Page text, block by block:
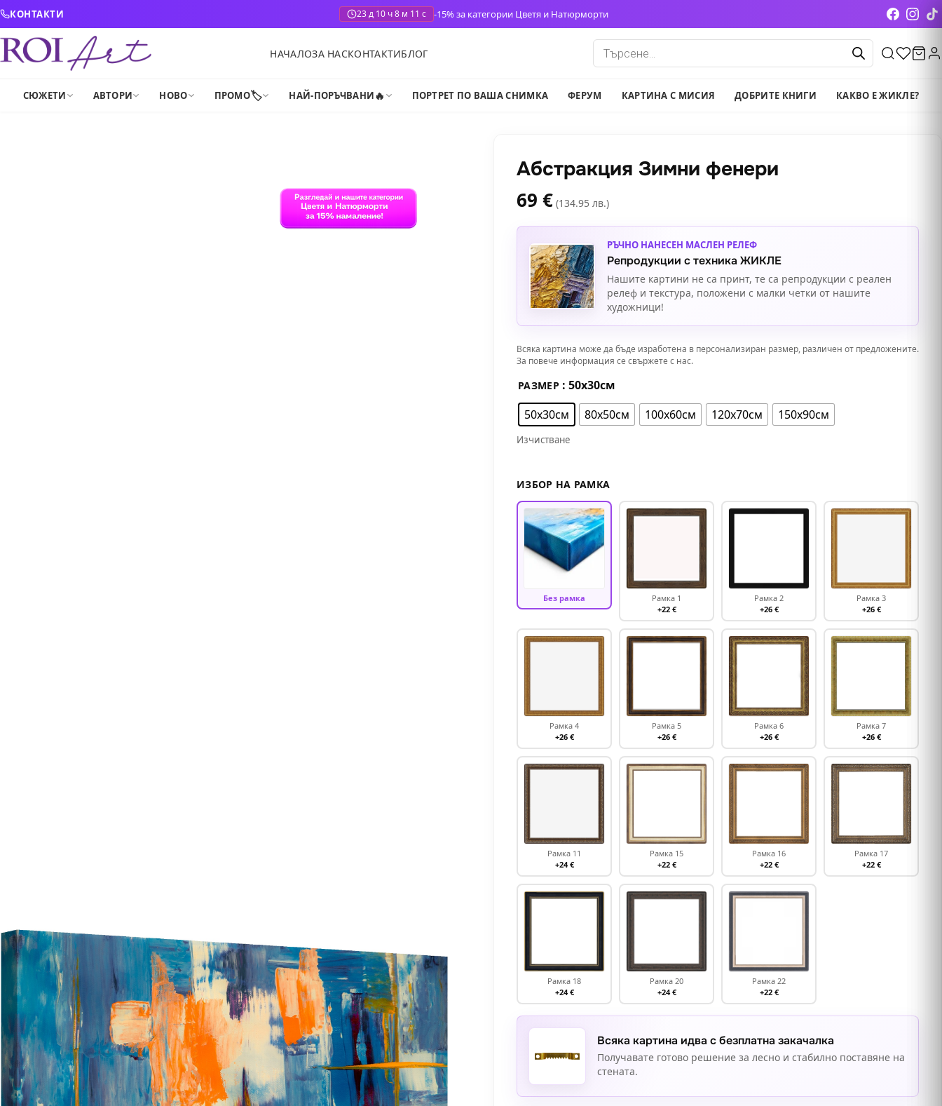
Skip to content
КОНТАКТИ 23 д 10 ч 8 м 9 с -15% за категории Цветя и Натюрморти
НАЧАЛОЗА НАСКОНТАКТИБЛОГ
Products
search
СЮЖЕТИ АВТОРИ НОВО ПРОМО🏷️ НАЙ-ПОРЪЧВАНИ🔥 ПОРТРЕТ ПО ВАША СНИМКА ФЕРУМ КАРТИНА С МИСИЯ ДОБРИТЕ КНИГИ КАКВО Е ЖИКЛЕ?
Абстракция Зимни фенери
69 € (134.95 лв.)
РЪЧНО НАНЕСЕН МАСЛЕН РЕЛЕФ
Репродукции с техника ЖИКЛЕ
Нашите картини не са принт, те са репродукции с реален
релеф и текстура, положени с малки четки от нашите
художници!
Всяка картина може да бъде изработена в персонализиран размер, различен от предложените.
За повече информация се свържете с нас.
РАЗМЕР : 50х30см
50х30см
80х50см 100х60см 120х70см 150х90см
Изчистване
ИЗБОР НА РАМКА
Без рамка
Рамка 1
+22 €
Рамка 2
+26 €
Рамка 3
+26 €
Рамка 4
+26 €
Рамка 5
+26 €
Рамка 6
+26 €
Рамка 7
+26 €
Рамка 11
+24 €
Рамка 15
+22 €
Рамка 16
+22 €
Рамка 17
+22 €
Рамка 18
+24 €
Рамка 20
+24 €
Рамка 22
+22 €
Всяка картина идва с безплатна закачалка
Получавате готово решение за лесно и стабилно поставяне на
стената.